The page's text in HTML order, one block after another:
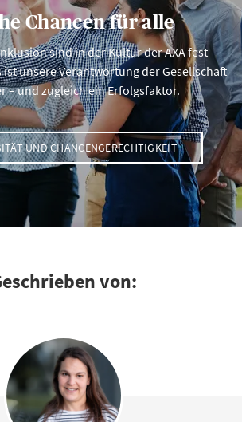
Chancen für alle
sind in der Kultur der AXA fest
ist unsere Verantwortung der Gesellschaft
– und zugleich ein Erfolgsfaktor.
UND CHANCENGERECHTIGKEIT
von: